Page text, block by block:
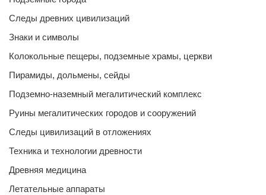
Следы древних цивилизаций
Знаки и символы
Колокольные пещеры, подземные храмы, церкви
Пирамиды, дольмены, сейды
Подземно-наземный мегалитический комплекс
Руины мегалитических городов и сооружений
Следы цивилизаций в отложениях
Техника и технологии древности
Древняя медицина
Летательные аппараты